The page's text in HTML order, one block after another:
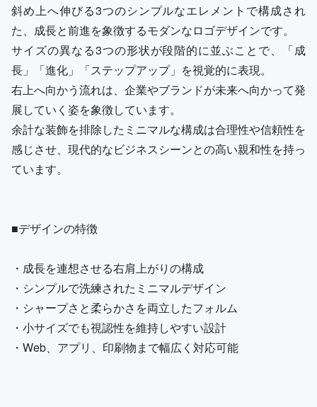
斜め上へ伸びる3つのシンプルなエレメントで構成され
た、成長と前進を象徴するモダンなロゴデザインです。
サイズの異なる3つの形状が段階的に並ぶことで、「成
長」「進化」「ステップアップ」を視覚的に表現。
右上へ向かう流れは、企業やブランドが未来へ向かって発
展していく姿を象徴しています。
余計な装飾を排除したミニマルな構成は合理性や信頼性を
感じさせ、現代的なビジネスシーンとの高い親和性を持っ
ています。
■デザインの特徴
・成長を連想させる右肩上がりの構成
・シンプルで洗練されたミニマルデザイン
・シャープさと柔らかさを両立したフォルム
・小サイズでも視認性を維持しやすい設計
・Web、アプリ、印刷物まで幅広く対応可能